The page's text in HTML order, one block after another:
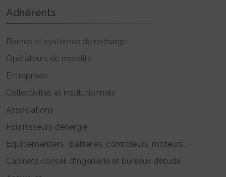
Adhérents
Bornes et systèmes de recharge
Opérateurs de mobilité
Entreprises
Collectivités et institutionnels
Associations
Fournisseurs d’énergie
Equipementiers : batteries, contrôleurs, moteurs..
Cabinets conseil d’ingénierie et bureaux d’étude